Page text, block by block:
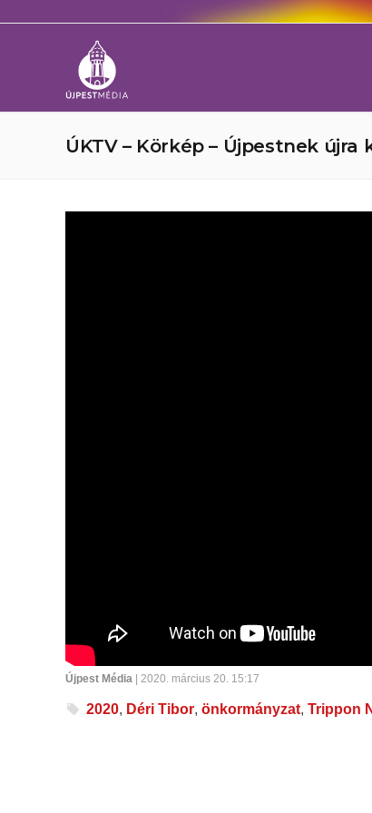
ÚKTV – Körkép – Újpestnek
Újpest Média | 2020. március 20. 15:17
2020, Déri Tibor, önkormányzat, Trippon